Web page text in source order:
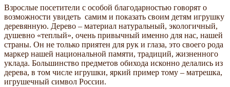
Взрослые посетители с особой благодарностью говорят о
возможности увидеть самим и показать своим детям игрушку
деревянную. Дерево – материал натуральный, экологичный,
душевно «теплый», очень привычный именно для нас, нашей
страны. Он не только приятен для рук и глаза, это своего рода
маркер нашей национальной памяти, традиций, жизненного
уклада. Большинство предметов обихода исконно делались из
дерева, в том числе игрушки, яркий пример тому – матрешка,
игрушечный символ России.